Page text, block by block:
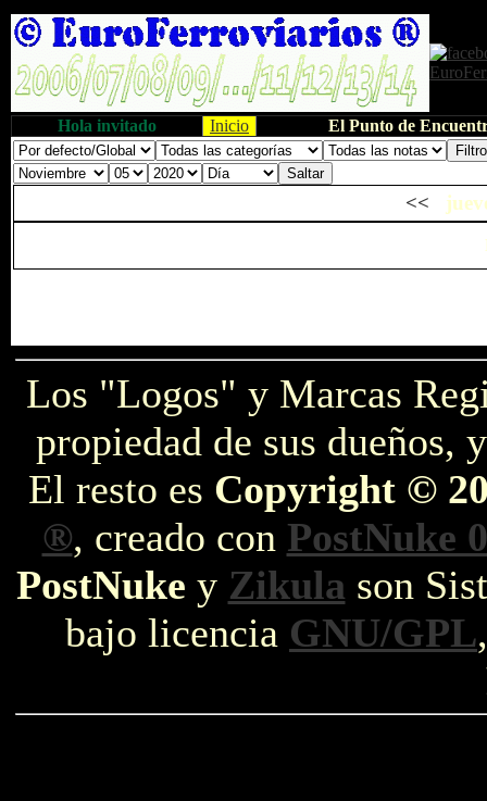
Hola invitado Inicio El Punto de
<<
Los "Logos" y Marcas
propiedad de sus dueños,
El resto es Copyright ©
®, creado con PostNuke
PostNuke y Zikula son
bajo licencia GNU/GPL